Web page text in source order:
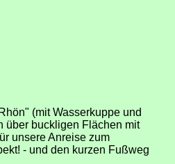
(mit Wasserkuppe und
über buckligen Flächen mit
unsere Anreise zum
- und den kurzen Fußweg